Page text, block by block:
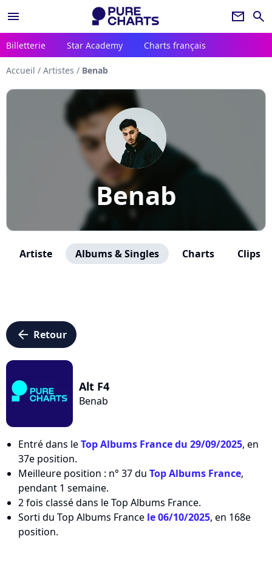
menu newsletter search
Billetterie Star Academy Charts français
Accueil / Artistes / Benab
Benab
Artiste Albums & Singles Charts Clips
arrow_left Retour
Alt F4
Benab
Entré dans leTop Albums France du 29/09/2025, en
37e position.
Meilleure position : n° 37 du Top Albums France,
pendant 1 semaine.
2 fois classé dans le Top Albums France.
Sorti du Top Albums France le 06/10/2025, en 168e
position.